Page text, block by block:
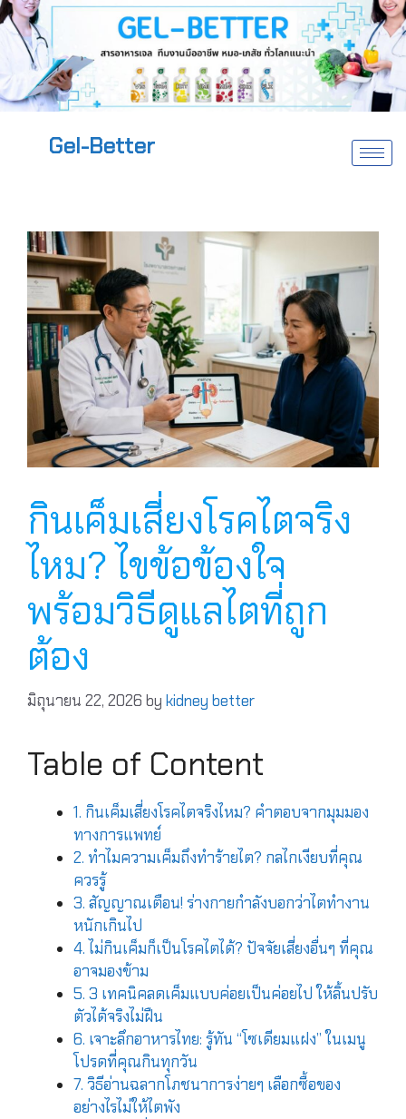
Gel-Better
กินเค็มเสี่ยงโรคไตจริง
ไหม? ไขข้อข้องใจ
พร้อมวิธีดูแลไตที่ถูก
ต้อง
มิถุนายน 22, 2026 by kidney better
Table of Content
1. กินเค็มเสี่ยงโรคไตจริงไหม? คำตอบจากมุมมอง
ทางการแพทย์
2. ทำไมความเค็มถึงทำร้ายไต? กลไกเงียบที่คุณ
ควรรู้
3. สัญญาณเตือน! ร่างกายกำลังบอกว่าไตทำงาน
หนักเกินไป
4. ไม่กินเค็มก็เป็นโรคไตได้? ปัจจัยเสี่ยงอื่นๆ ที่คุณ
อาจมองข้าม
5. 3 เทคนิคลดเค็มแบบค่อยเป็นค่อยไป ให้ลิ้นปรับ
ตัวได้จริงไม่ฝืน
6. เจาะลึกอาหารไทย: รู้ทัน “โซเดียมแฝง” ในเมนู
โปรดที่คุณกินทุกวัน
7. วิธีอ่านฉลากโภชนาการง่ายๆ เลือกซื้อของ
อย่างไรไม่ให้ไตพัง